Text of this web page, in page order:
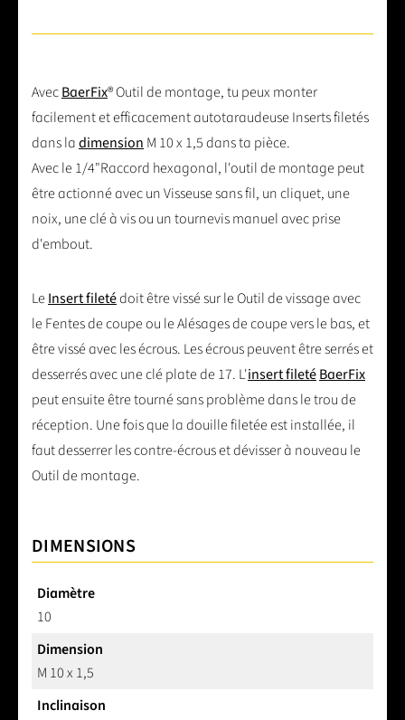
AvecBaerFix® Outil de montage, tu peux monter
facilement et efficacement autotaraudeuse Inserts filetés
dans ladimension M 10 x 1,5 dans ta pièce.
Avec le 1/4"Raccord hexagonal, l'outil de montage peut
être actionné avec un Visseuse sans fil, un cliquet, une
noix, une clé à vis ou un tournevis manuel avec prise
d'embout.
LeInsert filetédoit être vissé sur le Outil de vissage avec
le Fentes de coupe ou le Alésages de coupe vers le bas, et
être vissé avec les écrous. Les écrous peuvent être serrés et
desserrés avec une clé plate de 17. L'insert filetéBaerFix
peut ensuite être tourné sans problème dans le trou de
réception. Une fois que la douille filetée est installée, il
faut desserrer les contre-écrous et dévisser à nouveau le
Outil de montage.
DIMENSIONS
Diamètre
10
Dimension
M 10 x 1,5
Inclinaison